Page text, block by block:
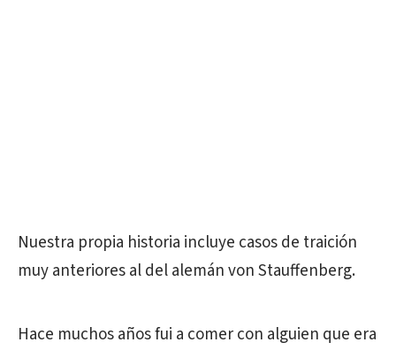
Nuestra propia historia incluye casos de traición
muy anteriores al del alemán von Stauffenberg.
Hace muchos años fui a comer con alguien que era